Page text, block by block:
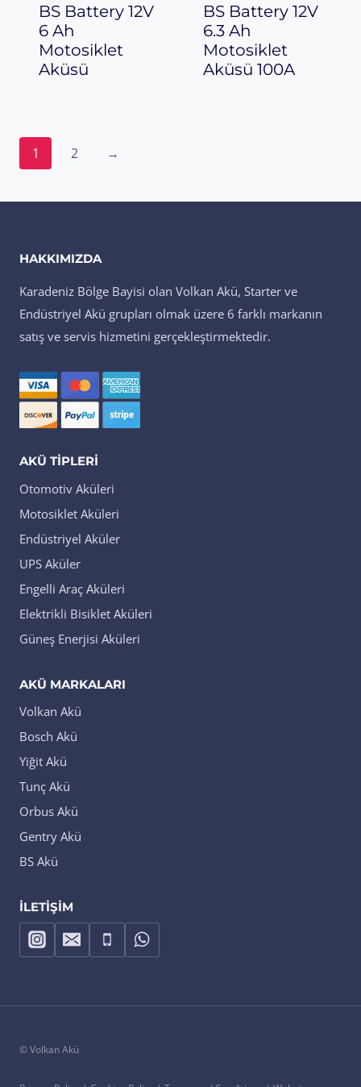
BS Battery 12V
6 Ah
Motosiklet
Aküsü
BS Battery 12V
6.3 Ah
Motosiklet
Aküsü 100A
1 2 →
HAKKIMIZDA
Karadeniz Bölge Bayisi olan Volkan Akü, Starter ve
Endüstriyel Akü grupları olmak üzere 6 farklı markanın
satış ve servis hizmetini gerçekleştirmektedir.
AKÜ TIPLERI
Otomotiv Aküleri
Motosiklet Aküleri
Endüstriyel Aküler
UPS Aküler
Engelli Araç Aküleri
Elektrikli Bisiklet Aküleri
Güneş Enerjisi Aküleri
AKÜ MARKALARI
Volkan Akü
Bosch Akü
Yiğit Akü
Tunç Akü
Orbus Akü
Gentry Akü
BS Akü
İLETIŞIM
© Volkan Akü